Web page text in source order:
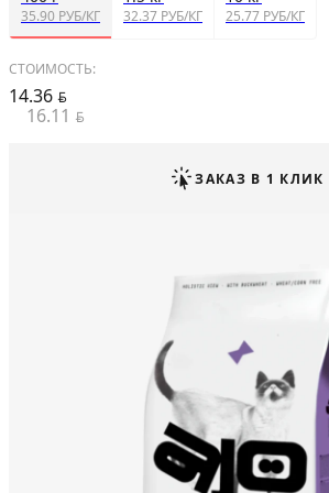
35.90 РУБ/КГ 32.37 РУБ/КГ 25.77 РУБ/КГ
СТОИМОСТЬ:
14.36 BYN
16.11 BYN
ЗАКАЗ В 1 КЛИК